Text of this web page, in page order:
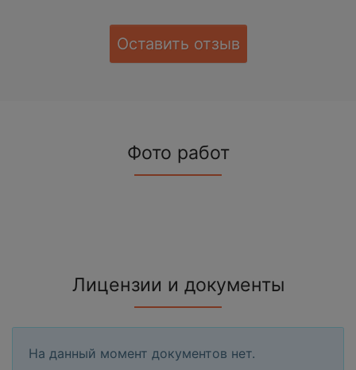
Оставить отзыв
Фото работ
Лицензии и документы
На данный момент документов нет.